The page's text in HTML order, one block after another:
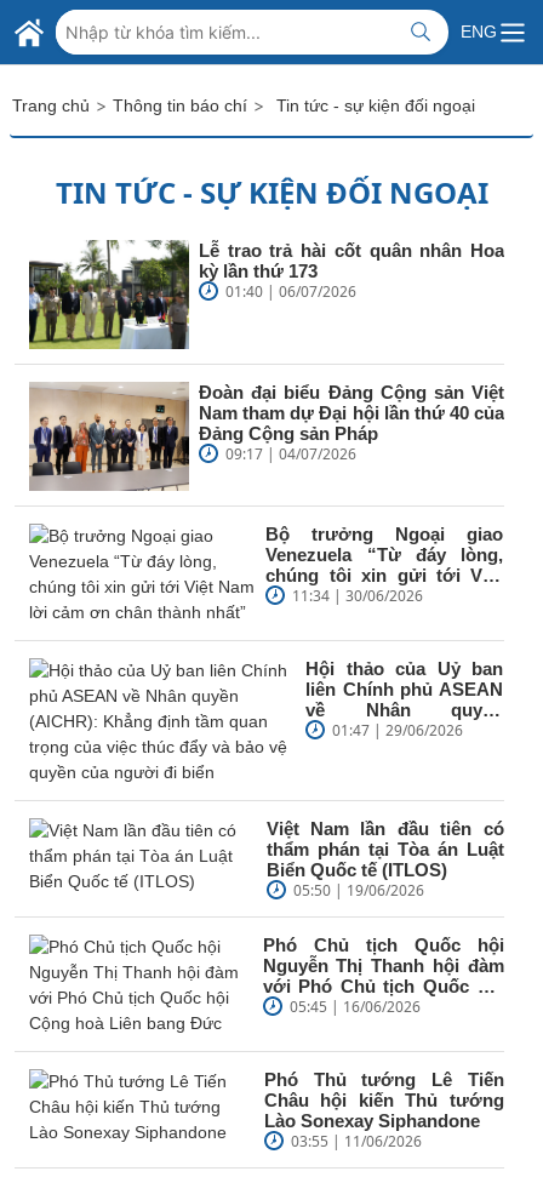
Skip to Main Content
BỘ NGOẠI GIAO VIỆT NAM
MINISTRY OF FOREIGN AFFAIRS
ENG
Trang chủ > Thông tin báo chí > Tin tức - sự kiện đối ngoại
TIN TỨC - SỰ KIỆN ĐỐI NGOẠI
Lễ trao trả hài cốt quân nhân Hoa
kỳ lần thứ 173
01:40 | 06/07/2026
Đoàn đại biểu Đảng Cộng sản Việt
Nam tham dự Đại hội lần thứ 40 của
Đảng Cộng sản Pháp
09:17 | 04/07/2026
Bộ trưởng Ngoại giao
Venezuela “Từ đáy lòng,
chúng tôi xin gửi tới Việt
Nam lời cảm ơn chân
11:34 | 30/06/2026
Hội thảo của Uỷ ban
liên Chính phủ ASEAN
về Nhân quyền
(AICHR): Khẳng định
01:47 | 29/06/2026
Việt Nam lần đầu tiên có
thẩm phán tại Tòa án Luật
Biển Quốc tế (ITLOS)
05:50 | 19/06/2026
Phó Chủ tịch Quốc hội
Nguyễn Thị Thanh hội đàm
với Phó Chủ tịch Quốc hội
Cộng hoà Liên bang Đức
05:45 | 16/06/2026
Phó Thủ tướng Lê Tiến
Châu hội kiến Thủ tướng
Lào Sonexay Siphandone
03:55 | 11/06/2026